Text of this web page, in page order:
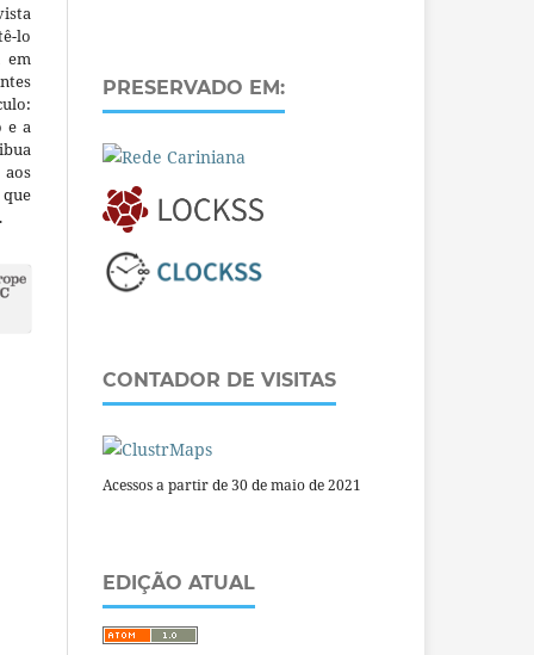
lo
em
e a
PRESERVADO EM:
CONTADOR DE VISITAS
Acessos a partir de 30 de maio de 2021
EDIÇÃO ATUAL